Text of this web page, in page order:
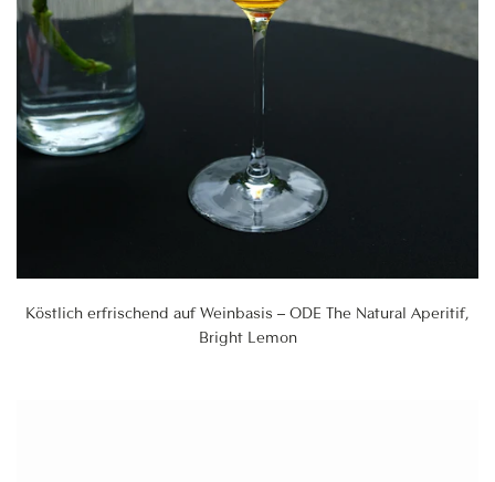
Köstlich erfrischend auf Weinbasis – ODE The Natural Aperitif,
Bright Lemon